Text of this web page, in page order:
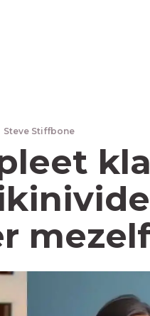
Steve Stiffbone